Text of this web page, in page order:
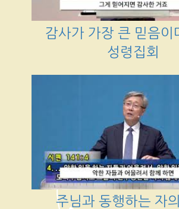
감사가 가장 큰 믿음이
성령집회
주님과 동행하는 자